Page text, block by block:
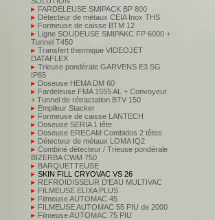
FARDELEUSE SMIPACK BP 800
Détecteur de métaux CEIA Inox THS
Formeuse de caisse BTM 12
Ligne SOUDEUSE SMIPAKC FP 6000 +
Tunnel T450
Transfert thermique VIDEOJET
DATAFLEX
Trieuse pondérale GARVENS E3 SG
IP65
Doseuse HEMA DM 60
Fardeleuse FMA 1555 AL + Convoyeur
+ Tunnel de rétractation BTV 150
Empileur Stacker
Formeuse de caisse LANTECH
Doseuse SERIA 1 tête
Doseuse ERECAM Combidos 2 têtes
Détecteur de métaux LOMA IQ2
Combiné détecteur / Trieuse pondérale
BIZERBA CWM 750
BARQUETTEUSE
SKIN FILL CRYOVAC VS 26
REFROIDISSEUR D'EAU MULTIVAC
FILMEUSE ELIXA PLUS
Filmeuse AUTOMAC 45
FILMEUSE AUTOMAC 55 PIU de 2000
Filmeuse AUTOMAC 75 PIU